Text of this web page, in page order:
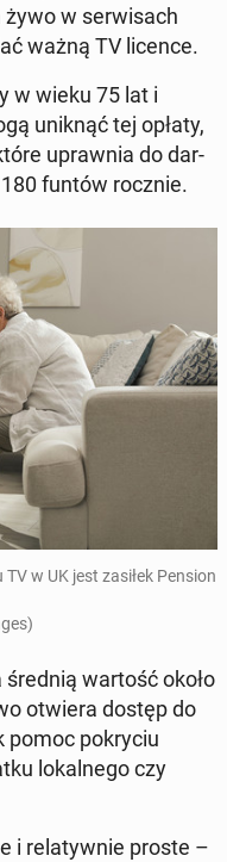
żywo w ser­wi­sach
ważną TV licence.
w wieku 75 lat i
uniknąć tej opłaty,
upraw­nia do dar­
funtów rocznie.
w UK jest zasiłek Pension
wartość około
otwiera dostęp do
pomoc po­kry­ciu
lo­kal­ne­go czy
i re­la­tyw­nie proste –